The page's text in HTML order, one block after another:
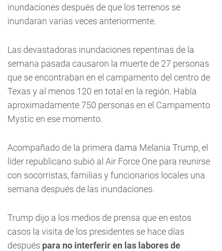
inundaciones después de que los terrenos se
inundaran varias veces anteriormente.
Las devastadoras inundaciones repentinas de la
semana pasada causaron la muerte de 27 personas
que se encontraban en el campamento del centro de
Texas y al menos 120 en total en la región. Había
aproximadamente 750 personas en el Campamento
Mystic en ese momento.
Acompañado de la primera dama Melania Trump, el
líder republicano subió al Air Force One para reunirse
con socorristas, familias y funcionarios locales una
semana después de las inundaciones.
Trump dijo a los medios de prensa que en estos
casos la visita de los presidentes se hace días
después para no interferir en las labores de